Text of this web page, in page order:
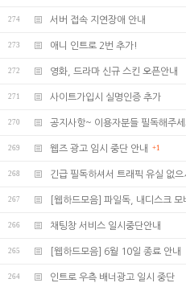
274 서버 접속 지연장애 안내
273 애니 인트로 2번 추가!
272 영화, 드라마 신규 스킨 오픈안내
271 사이트가입시 실명인증 추가
270 공지사항~ 이용자분들 필독해주
269 웹즈 광고 임시 중단 안내 +1
268 긴급 필독하셔서 트래픽 유실 없
267 [웹하드모음] 파일독, 내디스크 모
266 채팅창 서비스 일시중단안내
265 [웹하드모음] 6월 10일 종료 안내
264 인트로 우측 배너광고 일시 중단